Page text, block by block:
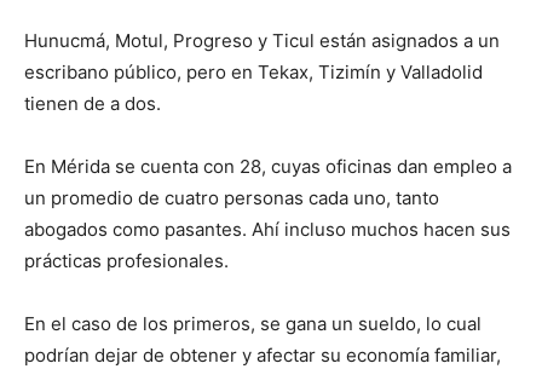
Hunucmá, Motul, Progreso y Ticul están asignados a un
escribano público, pero en Tekax, Tizimín y Valladolid
tienen de a dos.
En Mérida se cuenta con 28, cuyas oficinas dan empleo a
un promedio de cuatro personas cada uno, tanto
abogados como pasantes. Ahí incluso muchos hacen sus
prácticas profesionales.
En el caso de los primeros, se gana un sueldo, lo cual
podrían dejar de obtener y afectar su economía familiar,